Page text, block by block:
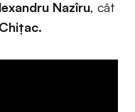
Nazîru, cât